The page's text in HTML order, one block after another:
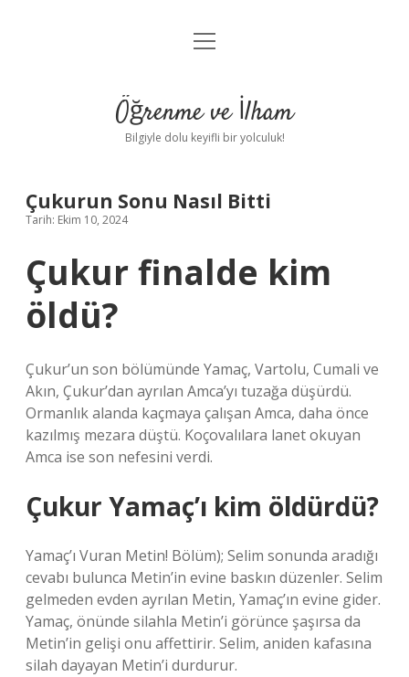
Anasayfa
Yasal Uyarı
menüyü
Öğrenme ve İlham
Bilgiyle dolu keyifli bir yolculuk!
Çukurun Sonu Nasıl Bitti
Tarih: Ekim 10, 2024
Çukur finalde kim
öldü?
Çukur’un son bölümünde Yamaç, Vartolu, Cumali ve
Akın, Çukur’dan ayrılan Amca’yı tuzağa düşürdü.
Ormanlık alanda kaçmaya çalışan Amca, daha önce
kazılmış mezara düştü. Koçovalılara lanet okuyan
Amca ise son nefesini verdi.
Çukur Yamaç’ı kim öldürdü?
Yamaç’ı Vuran Metin! Bölüm); Selim sonunda aradığı
cevabı bulunca Metin’in evine baskın düzenler. Selim
gelmeden evden ayrılan Metin, Yamaç’ın evine gider.
Yamaç, önünde silahla Metin’i görünce şaşırsa da
Metin’in gelişi onu affettirir. Selim, aniden kafasına
silah dayayan Metin’i durdurur.